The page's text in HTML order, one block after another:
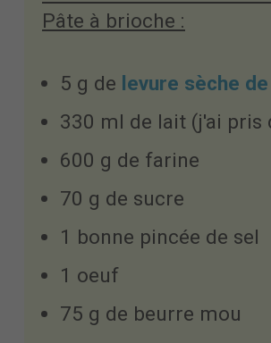
Pâte à brioche :
5 g de levure sèche
330 ml de lait (j'ai pris
600 g de farine
70 g de sucre
1 bonne pincée de sel
1 oeuf
75 g de beurre mou